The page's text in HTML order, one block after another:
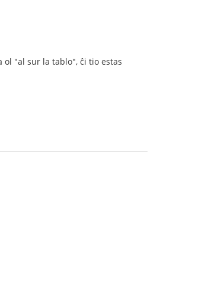
ol "al sur la tablo", ĉi tio estas